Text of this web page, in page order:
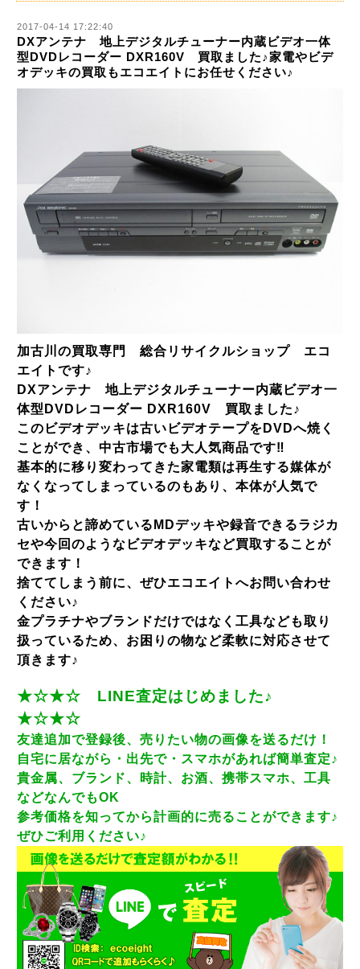
2017-04-14 17:22:40
DXアンテナ 地上デジタルチューナー内蔵ビデオ一体
型DVDレコーダー DXR160V 買取ました♪家電やビデ
オデッキの買取もエコエイトにお任せください♪
加古川の買取専門 総合リサイクルショップ エコ
エイトです♪
DXアンテナ 地上デジタルチューナー内蔵ビデオ一
体型DVDレコーダー DXR160V 買取ました♪
このビデオデッキは古いビデオテープをDVDへ焼く
ことができ、中古市場でも大人気商品です‼
基本的に移り変わってきた家電類は再生する媒体が
なくなってしまっているのもあり、本体が人気で
す！
古いからと諦めているMDデッキや録音できるラジカ
セや今回のようなビデオデッキなど買取することが
できます！
捨ててしまう前に、ぜひエコエイトへお問い合わせ
ください♪
金プラチナやブランドだけではなく工具なども取り
扱っているため、お困りの物など柔軟に対応させて
頂きます♪
★☆★☆ LINE査定はじめました♪
★☆★☆
友達追加で登録後、売りたい物の画像を送るだけ！
自宅に居ながら・出先で・スマホがあれば簡単査定♪
貴金属、ブランド、時計、お酒、携帯スマホ、工具
などなんでもOK
参考価格を知ってから計画的に売ることができます♪
ぜひご利用ください♪